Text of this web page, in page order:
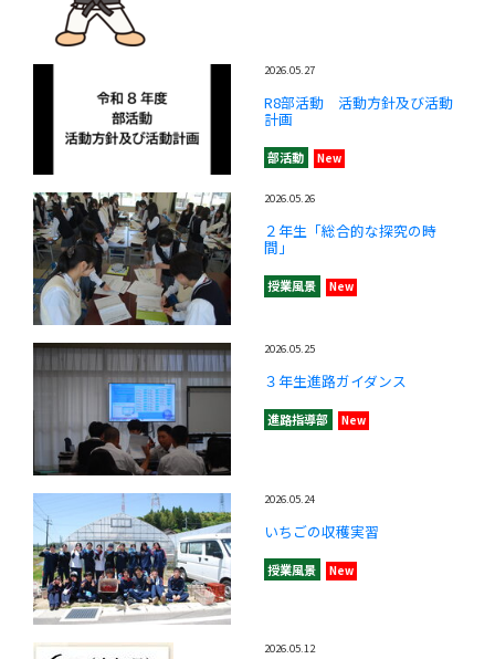
2026.05.27
R8部活動 活動方針及び活動
計画
部活動 New
2026.05.26
２年生「総合的な探究の時
間」
授業風景 New
2026.05.25
３年生進路ガイダンス
進路指導部 New
2026.05.24
いちごの収穫実習
授業風景 New
2026.05.12